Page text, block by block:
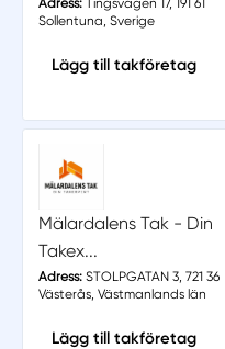
Adress:Tingsvägen 17, 191 61
Sollentuna, Sverige
Lägg till takföretag
Mälardalens Tak - Din
Takex...
Adress:STOLPGATAN 3, 721 36
Västerås, Västmanlands län
Lägg till takföretag